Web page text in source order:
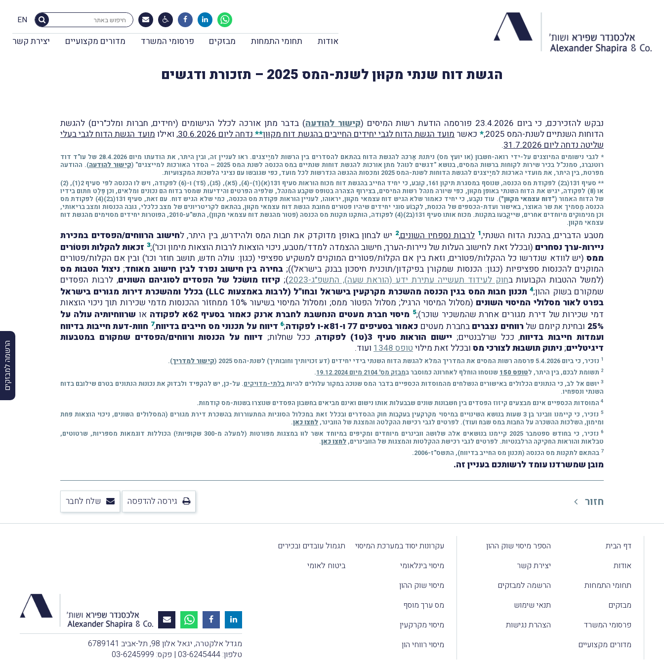
EN
אודות תחומי התמחות מבזקים פרסומי המשרד מדורים מקצועיים יצירת קשר
הרשמה למבזקים
הגשת דוח שנתי מקוּון לשנת-המס 2025 – תזכורת ודגשים
נבקש להזכירכם, כי ביום 23.4.2026 פורסמה הודעת רשות המיסים ( קישור להודעה) בדבר מתן אורכה לכלל הנישומים (יחידים, חברות ומלכ"רים) להגשת
הדוחות השנתיים לשנת-המס 2025,
* כאשר מועד הגשת הדוח לגבי יחידים החייבים בהגשת דוח מקוּון**נדחה ליום 30.6.2026 , ואילו מועד הגשת הדוח לגבי בעלי
שליטה נדחה ליום 31.7.2026
.
* לגבי נישומים המיוצגים על-ידי רואה-חשבון (או יועץ מס) ניתנת אַרכּה להגשת הדוח בהתאם להסדרים בין הרשות למיַיצגים. ראו לעניין זה, ובין היתר, את הודעתו מיום 28.4.2026 של עו"ד דוד
רוטנברג, סמנכ"ל בכיר שירות לקוחות ברשות המסים, בנושא "דגשים לנוהל מתן אורכות להגשת דוחות שנתיים במס הכנסה לשנת המס 2025 – הסדר האורכות למייצגים" (
קישור להודעה). ההודעה
מפרטת, בין היתר, את מועדי הארכּות למיַיצגים להגשת הדוחות לשנת-המס 2025 ומכסות ההגשה הנדרשות לכל מועד, כפי שגובשו עם נציגי הלשכות המקצועיות.
** סעיף 131(ב2) לפקודת מס הכנסה, שנוסף במסגרת תיקון 161, קובע, כי יחיד החייב בהגשת דוח מכוח הוראות סעיף 131(א)(1)-(4), (5א), (5ג), (5ד) ו-(6) לפקודה, ויש לו הכנסה לפי סעיף 2(1), (2)
או (8) לפקודה, יגיש את הדוח השנתי באופן מקוּון, כפי שיורה מנהל רשות המיסים, בצירוף הצהרה בטופס שקבע המנהל, שלפיה הפרטים והידיעות שמסר בדוח הם נכונים ומלאים, וכן פֶּלֶט חתום בידיו
של הדוח האמור ("דוח עצמאי מקוּון"). עוד נקבע, כי יחיד כאמור שלא הגיש דוח עצמאי מקוּון, יראוהו, לעניין הוראות פקודת מס הכנסה, כמי שלא הגיש דוח. עם זאת,
סעיף 131(ב2)(4) לפקודת מס
הכנסה מַסמיך את שר האוצר, באישור ועדת-הכספים של הכנסת, לקבוֹע סוגי יחידים שיהיו פטוּרים מחובת הגשת דוח עצמאי מקוּון, בהתאם לקריטריונים של מצב כלכלי, גובה הכנסות ומצב בריאותי,
וכן מנימוקים מיוחדים אחרים, שייקָבעו בתקנות. מכוח אותו סעיף 131(ב2)(4) לפקודה, הותקנו תקנות מס הכנסה (פטור מהגשת דוח עצמאי מקוון), התש"ע-2010, הפוטרות יחידים מסוימים מהגשת דוח
עצמאי מקוּון.
מטבע הדברים,בהכנת הדוח השנתי,1 לרבות נספחיו השונים,
2 יש לבחון באופן מדוקדק את חבות המס ולהידרש, בין היתר, לחישוב הרווחים/הפסדים במכירת
ניירות-ערך נסחרים (ובכלל זאת לחישוב העלות של ניירות-הערך, חישוב ההצמדה למדד/מטבע, ניכוי הוצאות לרבות הוצאות מימון וכו');3 זכאות להקלות ופטוֹרים
ממס (יש לוודא שנדרשו כל ההקלות/פטוֹרים, וזאת בין אם הקלוֹת/פטוֹרים המוקנים למשקיע ספציפי (כגון: עולה חדש, תושב חוזר וכו') ובין אם הקלות/פטוֹרים
המוקנים להכנסות ספציפיות (כגון: הכנסות שמקורן בפיקדון/תוכנית חיסכון בבנק בישראל));בחירה בין חישוב נפרד לבין חישוב מאוחד; ניצול הטבות מס
(למשל ההטבות הקבועות בחוק לעידוד תעשייה עתירת ידע (הוראת שעה), התשפ"ג-2023 ); קיזוז מושׂכל של הפסדים לסוגיהם השונים, לרבות הפסדים
שמקורם בשוק ההון;4
תכנון חבות המס בגין הכנסה מהשכרת מקרקעין בישראל ובחו"ל (לרבות באמצעות LLC) בכלל ומהשכרת דירות מגורים בישראל
בפרט לאור מסלולי המיסוי השונים
(מסלול המיסוי הרגיל; מסלול הפטוֹר ממס; ומסלול המיסוי בשיעור 10% ממחזוֹר ההכנסות מדמי שכירות תוך ניכוי הוצאות
דמי שכירות של דירת מגורים אחרת שהמשכיר שוכר);5 מיסוי חברת מעטים הנחשבת לחברת ארנק כאמור בסעיף 62א לפקודה או שרווחיותיה עולה על
25% ובחינת קיומם שלרווחים נצברים בחברת מעטים כאמור בסעיפים 77 ו-81א-ו לפקודה ;
6 דיווח על תכנוני מס חייבים בדיווח,
7 חוות-דעת חייבות בדיווח
ועמדות חייבות בדיווח, ככל שרלבנטיים; יישום הוראות סעיף 3(ט1) לפקודה , ככל שחלות; דיווח על הכנסות ורווחים/הפסדים שמקורם במטבעות
דיגיטליים; ניתוק תושבוּת לצורכי מס ובכלל זאת מילוי טופס 1348 ועוד.
1 נזכיר, כי ביום 5.4.2026 פרסמה רשות המסים את המדריך המלא להגשת הדוח השנתי בידי יחידים (דע זכויותיך וחובותיך) לשנת-המס 2025 ( קישור למדריך).
2 תשומת לבכם, בין היתר, לטופס 150 שנוסחו הוחלף לאחרונה כמוסבר במבזק מס' 2104 מיום 19.12.2024 .
3יושם אל לב, כי הנתונים הכלולים באישורים הנשלחים מהמוסדות הכספיים בדבר המס שנוכה במקור עלולים להיותבלתי-מדויקים. על-כן, יש להקפיד ולבדוק את נכונוּת הנתונים בטרם שילובם בדוח
השנתי ונספחיו.
4 המוסדות הכספיים אינם מבצעים קיזוז הפסדים בין חשבונות שונים שבבעלות אותו נישום ואינם מביאים בחשבון הפסדים שנוצרו בשנות-מס קודמות.
5
נזכיר, כי קיימנו וובינר בן 3 שעות בנושא השינויים במיסוי מקרקעין בעקבות חוק ההסדרים ובכלל זאת במכלול הסוגיות המתעוררות בהשכרת דירת מגורים (המסלולים השונים, ניכוי הוצאות פחת
ומימון, השלכות ההשכרה על החבות במס שבח ועוד). לפרטים לגבי רכישת ההקלטה והמצגת של הוובינר, לחצו כאן.
6
נזכיר, כי בחודש ספטמבר 2025 קיימנו בנושאים אלה שלושה וובינרים מיוחדים ומקיפים במיוחד אשר לוּו במצגות מפורטות (למעלה מ-300 שקופיות!) הכוללות דוגמאות מספריות, שרטוטים,
טבלאות והוראות החקיקה הרלבנטיות. לפרטים לגבי רכישת ההקלטות והמצגות של הוובינרים, לחצו כאן.
7 בהתאם לתקנות מס הכנסה (תכנון מס החייב בדיווח), התשס"ז-2006.
מובן שמשרדנו עומד לרשותכם בעניין זה.
חזור גירסה להדפסה שלח לחבר
דף הבית
אודות
תחומי התמחות
מבזקים
פרסומי המשרד
מדורים מקצועיים
הספר מיסוי שוק ההון
יצירת קשר
הרשמה למבזקים
תנאי שימוש
הצהרת נגישות
עקרונות יסוד במערכת המיסוי
מיסוי בינלאומי
מיסוי שוק ההון
מס ערך מוסף
מיסוי מקרקעין
מיסוי רווחי הון
תגמול עובדים ובכירים
ביטוח לאומי
מגדל אלקטרה, יגאל אלון 98, תל-אביב 6789141
טלפון: 03-6245444 | פקס: 03-6245999